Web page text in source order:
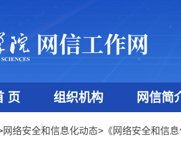
页 组织机构 网信简
网络安全和信息化动态> 《网络安全和信